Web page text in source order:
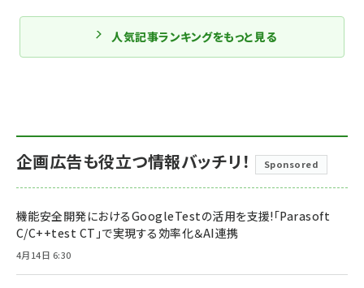
人気記事ランキングをもっと見る
企画広告も役立つ情報バッチリ！ Sponsored
機能安全開発におけるGoogleTestの活用を支援!「Parasoft
C/C++test CT」で実現する効率化＆AI連携
4月14日 6:30